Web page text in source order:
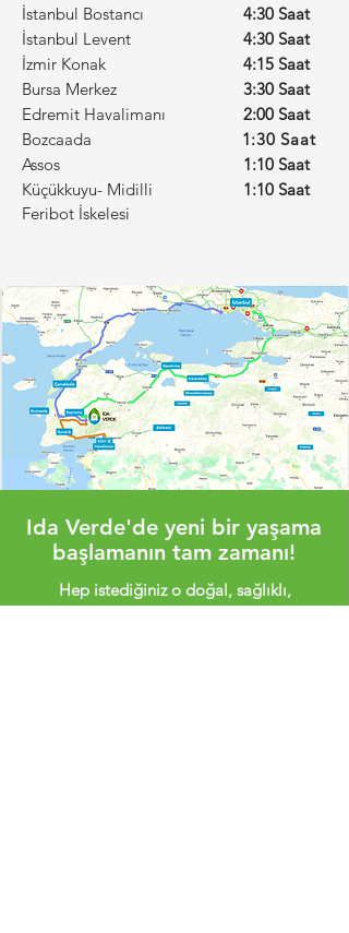
İstanbul Bostancı
İstanbul Levent
İzmir Konak
Bursa Merkez
Edremit Havalimanı
Bozcaada
Assos
Küçükkuyu- Midilli
Feribot İskelesi
4:30 Saat
4:30 Saat
4:15 Saat
3:30 Saat
2:00 Saat
1:30 Saat
1:10 Saat
1:10 Saat
Ida Verde'de yeni bir yaşama
başlamanın tam zamanı!
Hep istediğiniz o doğal, sağlıklı,